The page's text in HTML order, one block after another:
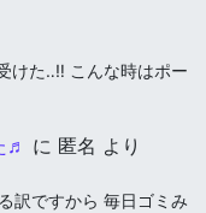
けた‥‼︎ こんな時はポー
♬ に 匿名 より
訳ですから 毎日ゴミみ